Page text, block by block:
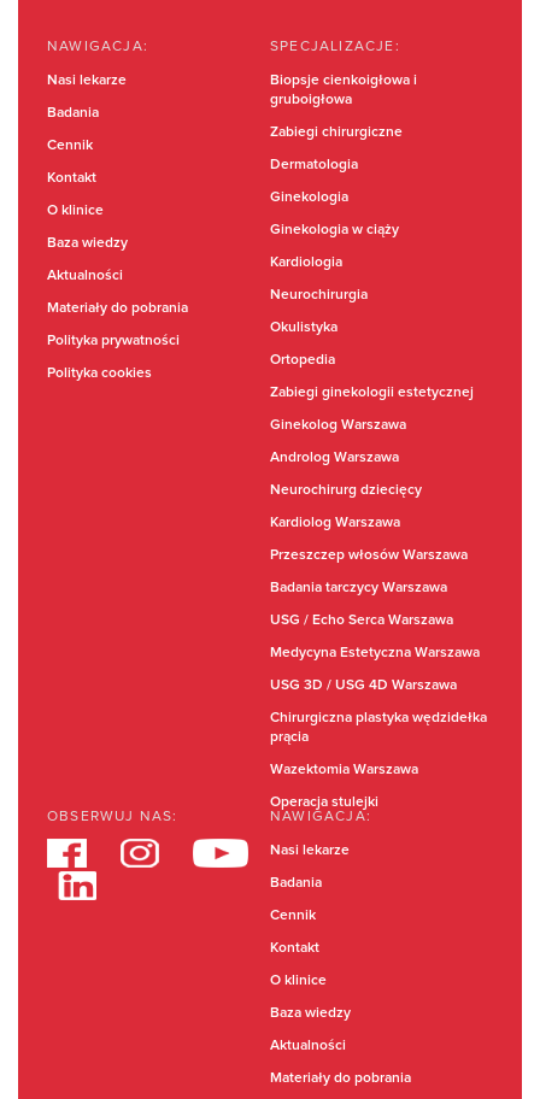
NAWIGACJA:
Nasi lekarze
Badania
Cennik
Kontakt
O klinice
Baza wiedzy
Aktualności
Materiały do pobrania
Polityka prywatności
Polityka cookies
SPECJALIZACJE:
Biopsje cienkoigłowa i
gruboigłowa
Zabiegi chirurgiczne
Dermatologia
Ginekologia
Ginekologia w ciąży
Kardiologia
Neurochirurgia
Okulistyka
Ortopedia
Zabiegi ginekologii estetycznej
Ginekolog Warszawa
Androlog Warszawa
Neurochirurg dziecięcy
Kardiolog Warszawa
Przeszczep włosów Warszawa
Badania tarczycy Warszawa
USG / Echo Serca Warszawa
Medycyna Estetyczna Warszawa
USG 3D / USG 4D Warszawa
Chirurgiczna plastyka wędzidełka
prącia
Wazektomia Warszawa
Operacja stulejki
OBSERWUJ NAS: NAWIGACJA:
Nasi lekarze
Badania
Cennik
Kontakt
O klinice
Baza wiedzy
Aktualności
Materiały do pobrania